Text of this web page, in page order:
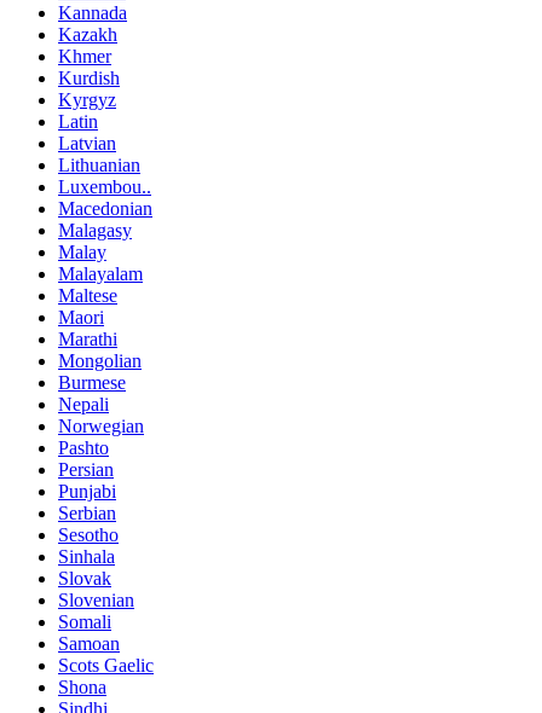
Kannada
Kazakh
Khmer
Kurdish
Kyrgyz
Latin
Latvian
Lithuanian
Luxembou..
Macedonian
Malagasy
Malay
Malayalam
Maltese
Maori
Marathi
Mongolian
Burmese
Nepali
Norwegian
Pashto
Persian
Punjabi
Serbian
Sesotho
Sinhala
Slovak
Slovenian
Somali
Samoan
Scots Gaelic
Shona